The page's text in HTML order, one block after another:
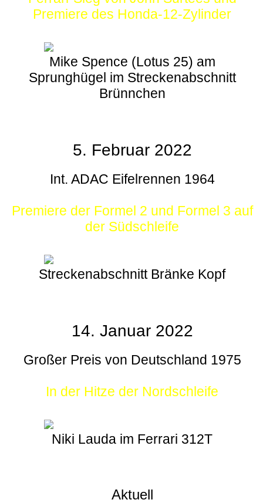
Premiere des Honda-12-Zylinder
Mike Spence (Lotus 25) am
Sprunghügel im Streckenabschnitt
Brünnchen
5. Februar 2022
Int. ADAC Eifelrennen 1964
Premiere der Formel 2 und Formel 3 auf
der Südschleife
Streckenabschnitt Bränke Kopf
14. Januar 2022
Großer Preis von Deutschland 1975
In der Hitze der Nordschleife
Niki Lauda im Ferrari 312T
Aktuell